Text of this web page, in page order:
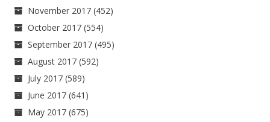
November 2017 (452)
October 2017 (554)
September 2017 (495)
August 2017 (592)
July 2017 (589)
June 2017 (641)
May 2017 (675)